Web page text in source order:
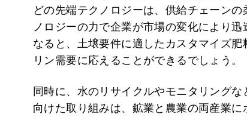
どの先端テクノロジーは、供給チェーン
ノロジーの力で企業が市場の変化により
なると、土壌要件に適したカスタマイズ
リン需要に応えることができるでしょう。
同時に、水のリサイクルやモニタリング
向けた取り組みは、鉱業と農業の両産業に